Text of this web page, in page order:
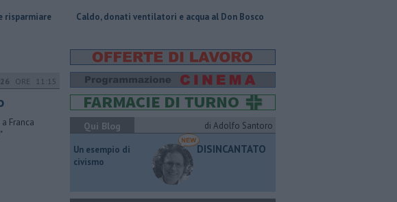
Caldo, donati ventilatori e acqua al Don Bosco Un reperto pisano riferimento mondiale
ORE 11:15
Franca
Qui Blog di Adolfo Santoro
​Un esempio di
civismo
DISINCANTATO